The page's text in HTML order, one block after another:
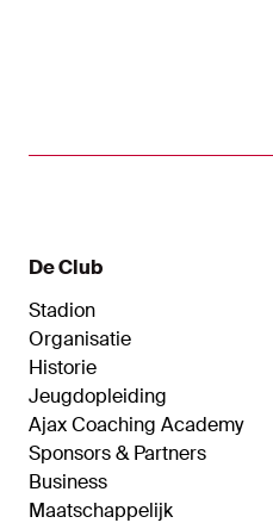
De Club
Stadion
Organisatie
Historie
Jeugdopleiding
Ajax Coaching Academy
Sponsors & Partners
Business
Maatschappelijk